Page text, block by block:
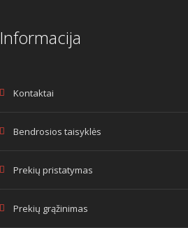
Informacija
Kontaktai
Bendrosios taisyklės
Prekių pristatymas
Prekių grąžinimas